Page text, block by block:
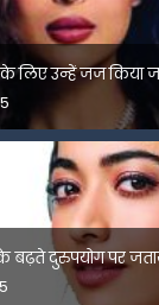
लिए उन्हें जज किया
बढ़ते दुरुपयोग पर